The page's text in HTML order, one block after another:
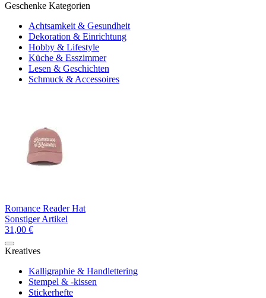
Geschenke Kategorien
Achtsamkeit & Gesundheit
Dekoration & Einrichtung
Hobby & Lifestyle
Küche & Esszimmer
Lesen & Geschichten
Schmuck & Accessoires
Romance Reader Hat
Sonstiger Artikel
31,00 €
Kreatives
Kalligraphie & Handlettering
Stempel & -kissen
Stickerhefte